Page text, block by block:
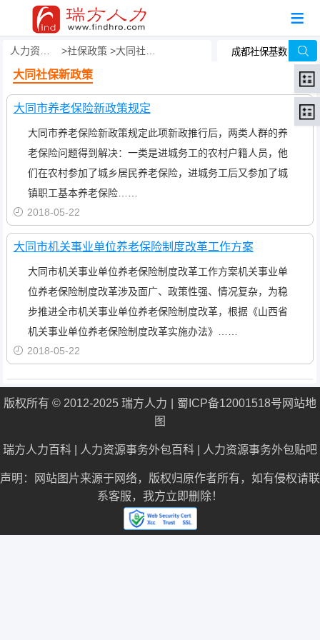
社保政策 大同社保新政策
大同社保新政策
大同市养老保险新政策规定
大同市养老保险新政策规定此项新政推行后，两类人群的养
老保险问题得到解决：一类是进城务工的农村户籍人员，他
们在农村参加了城乡居民养老保险，进城务工后又参加了城
镇职工基本养老保险……
2018-05-22
大同市机关事业单位养老保险制度改革工作方案
大同市机关事业单位养老保险制度改革工作方案机关事业单
位养老保险制度改革涉及面广、政策性强、情况复杂，为稳
步推进全市机关事业单位养老保险制度改革，根据《山西省
机关事业单位养老保险制度改革实施办法》……
2018-05-22
版权所有 © 2012-2025 瑞方人力 蜀ICP备12001518号 网站地
图
瑞方人力百科 人力资源事务外包百科 人力资源事务外包贴吧
声明：网站图片来源于网络，版权归原作者所有，如有侵权请联
系客服，我方立即删除！